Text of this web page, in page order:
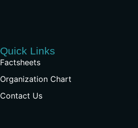
Quick Links
Factsheets
Organization Chart
Contact Us